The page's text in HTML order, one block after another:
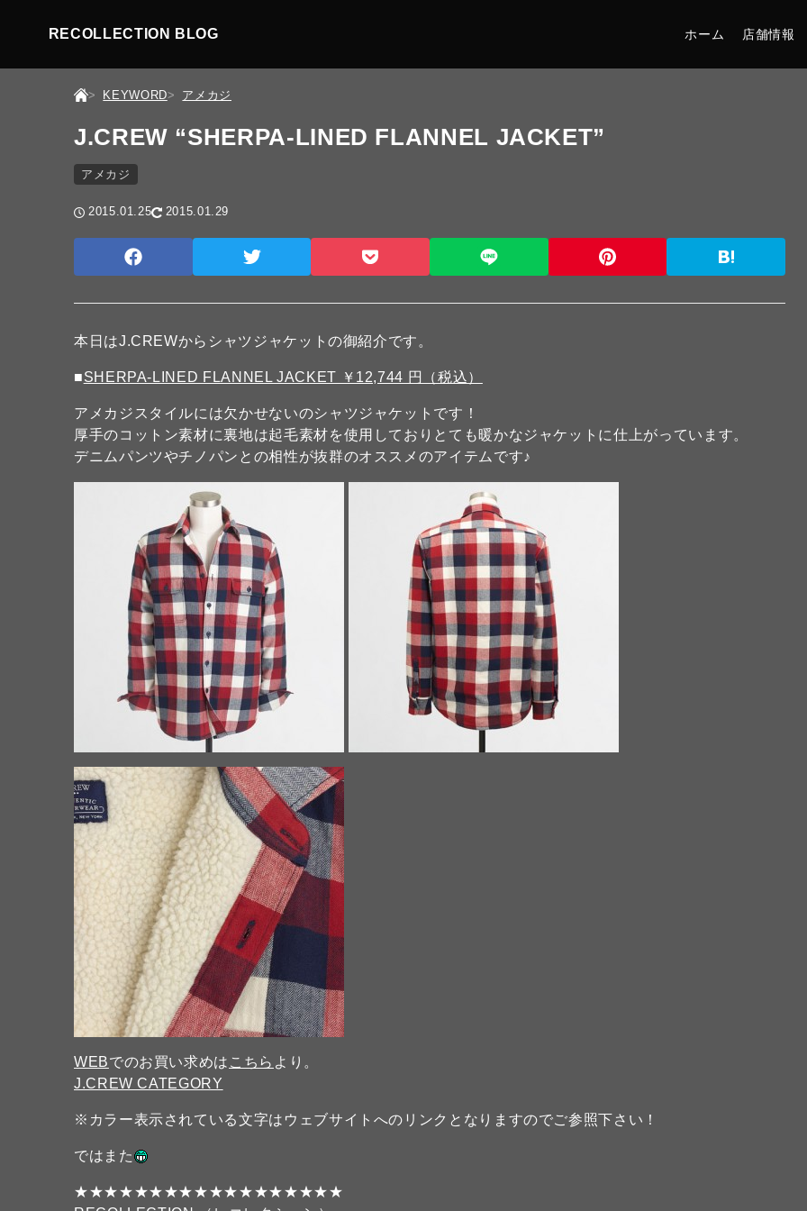
RECOLLECTION BLOG ホーム 店舗情報
KEYWORD アメカジ
J.CREW “SHERPA-LINED FLANNEL JACKET”
アメカジ
2015.01.25 2015.01.29
本日はJ.CREWからシャツジャケットの御紹介です。
■SHERPA-LINED FLANNEL JACKET ￥12,744 円（税込）
アメカジスタイルには欠かせないのシャツジャケットです！
厚手のコットン素材に裏地は起毛素材を使用しておりとても暖かなジャケットに仕上がっています。
デニムパンツやチノパンとの相性が抜群のオススメのアイテムです♪
WEBでのお買い求めは こちら より。
J.CREW CATEGORY
※カラー表示されている文字はウェブサイトへのリンクとなりますのでご参照下さい！
ではまた
★★★★★★★★★★★★★★★★★★